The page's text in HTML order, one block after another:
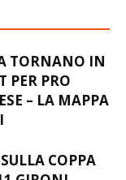
TORNANO IN
PER PRO
– LA MAPPA